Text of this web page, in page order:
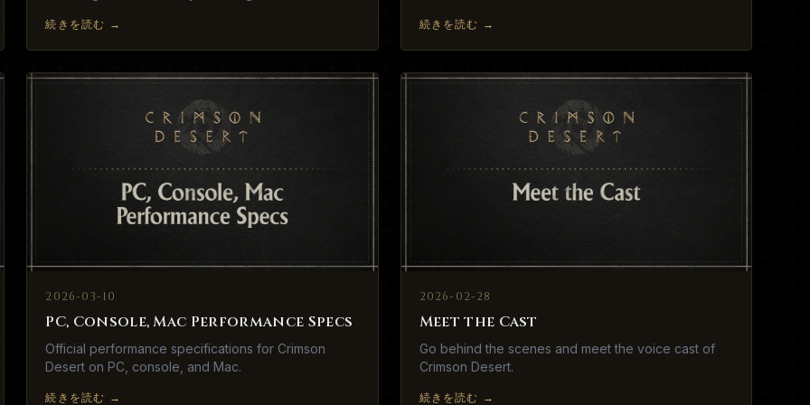
続きを読む → 続きを読む →
2026-03-10
PC, Console, Mac Performance Specs
Official performance specifications for Crimson
Desert on PC, console, and Mac.
続きを読む →
2026-02-28
Meet the Cast
Go behind the scenes and meet the voice cast of
Crimson Desert.
続きを読む →